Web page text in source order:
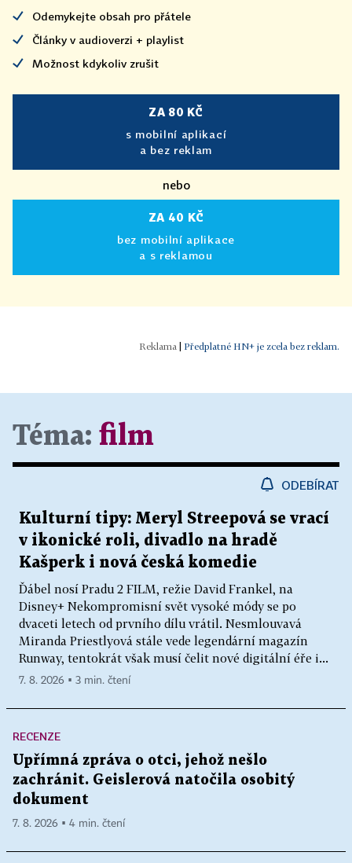
Odemykejte obsah pro přátele
Články v audioverzi + playlist
Možnost kdykoliv zrušit
ZA 80 KČ
s mobilní aplikací
a bez reklam
nebo
ZA 40 KČ
bez mobilní aplikace
a s reklamou
| Předplatné HN+ je zcela bez reklam.
Téma: film
ODEBÍRAT
Kulturní tipy: Meryl Streepová se vrací
v ikonické roli, divadlo na hradě
Kašperk i nová česká komedie
Ďábel nosí Pradu 2 FILM, režie David Frankel, na
Disney+ Nekompromisní svět vysoké módy se po
dvaceti letech od prvního dílu vrátil. Nesmlouvavá
Miranda Priestlyová stále vede legendární magazín
Runway, tentokrát však musí čelit nové digitální éře i...
7. 8. 2026 ▪ 3 min. čtení
RECENZE
Upřímná zpráva o otci, jehož nešlo
zachránit. Geislerová natočila osobitý
dokument
7. 8. 2026 ▪ 4 min. čtení